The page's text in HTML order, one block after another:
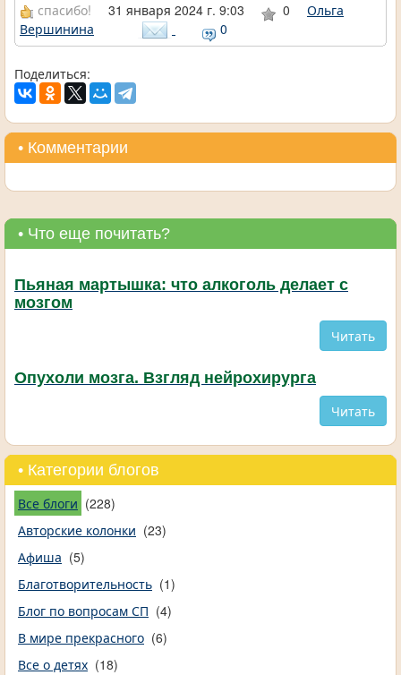
спасибо! 31 января 2024 г. 9:03 0
Ольга
Вершинина
0
Поделиться:
• Комментарии
• Что еще почитать?
Пьяная мартышка: что алкоголь делает с
мозгом
Читать
Опухоли мозга. Взгляд нейрохирурга
Читать
• Категории блогов
Все блоги (228)
Авторские колонки (23)
Афиша (5)
Благотворительность (1)
Блог по вопросам СП (4)
В мире прекрасного (6)
Все о детях (18)